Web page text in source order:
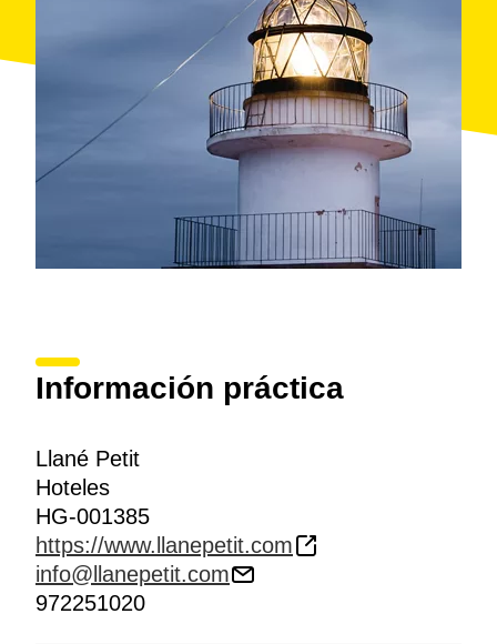
, todas con baño y
climatizadas. Algunas están adaptadas para personas
con movilidad reducida y todas cuentan con su propia
Información práctica
Llané Petit
Hoteles
HG-001385
https://www.llanepetit.com
info@llanepetit.com
972251020